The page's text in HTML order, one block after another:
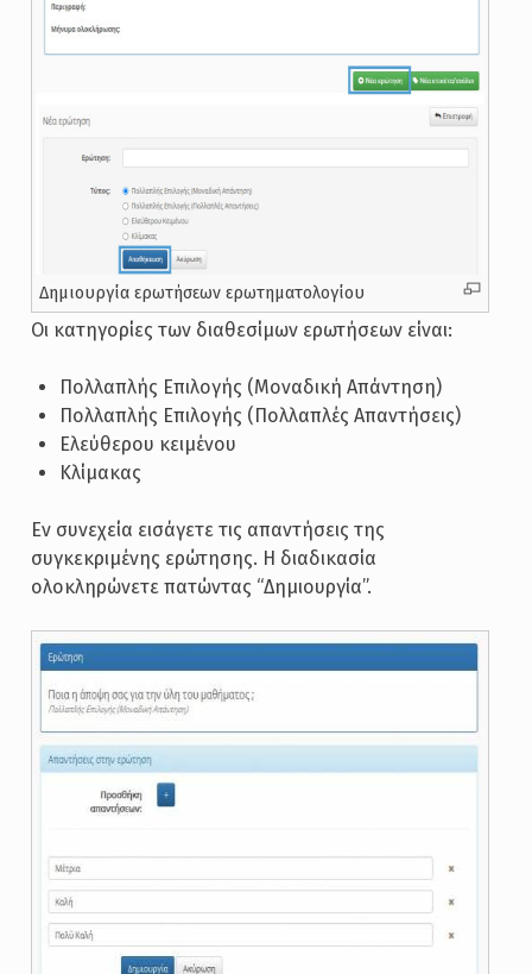
Δημιουργία ερωτήσεων ερωτηματολογίου
Οι κατηγορίες των διαθεσίμων ερωτήσεων είναι:
Πολλαπλής Επιλογής (Μοναδική Απάντηση)
Πολλαπλής Επιλογής (Πολλαπλές Απαντήσεις)
Ελεύθερου κειμένου
Κλίμακας
Εν συνεχεία εισάγετε τις απαντήσεις της
συγκεκριμένης ερώτησης. Η διαδικασία
ολοκληρώνετε πατώντας “Δημιουργία”.